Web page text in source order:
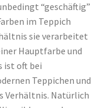
“geschäftig”
im Teppich
sie verarbeitet
Hauptfarbe und
ist oft bei
Teppichen und
Verhältnis. Natürlich